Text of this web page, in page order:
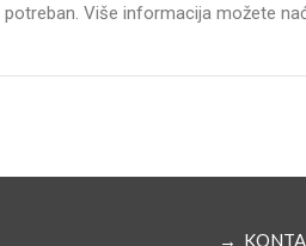
potreban. Više informacija možete
→